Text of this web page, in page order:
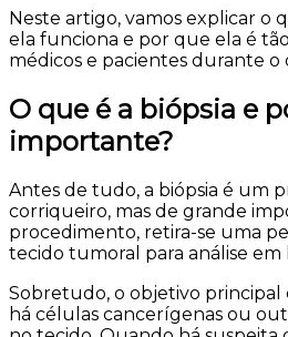
Neste artigo, vamos explicar o
ela funciona e por que ela é
médicos e pacientes durante o
O que é a biópsia e
importante?
Antes de tudo, a biópsia é um
corriqueiro, mas de grande
procedimento, retira-se uma
tecido tumoral para análise em
Sobretudo, o objetivo principal
há células cancerígenas ou